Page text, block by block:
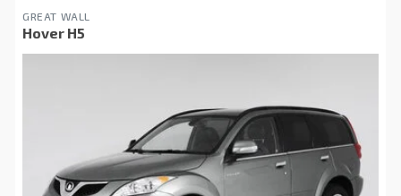
GREAT WALL
Hover H5